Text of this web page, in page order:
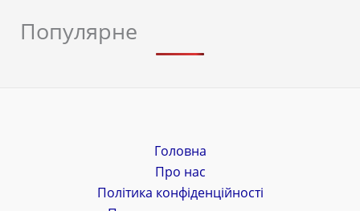
Популярне
Головна
Про нас
Політика конфіденційності